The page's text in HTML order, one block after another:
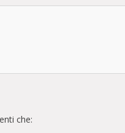
che: